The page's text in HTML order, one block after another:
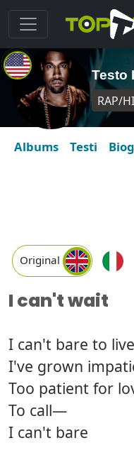
Testo
RAP/
Albums Testi
Original
I can't wait
I can't bare to
I've grown
Too patient for
To call—
I can't bare